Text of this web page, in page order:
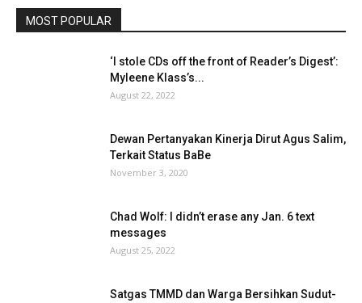
MOST POPULAR
‘I stole CDs off the front of Reader’s Digest’:
Myleene Klass’s...
August 22, 2022
Dewan Pertanyakan Kinerja Dirut Agus Salim,
Terkait Status BaBe
November 3, 2020
Chad Wolf: I didn’t erase any Jan. 6 text
messages
August 25, 2022
Satgas TMMD dan Warga Bersihkan Sudut-